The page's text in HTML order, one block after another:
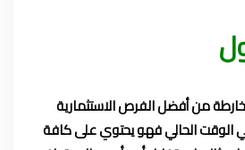
من أفضل الفرص الاستثمارية
الوقت الحالي فهو يحتوي على كافة